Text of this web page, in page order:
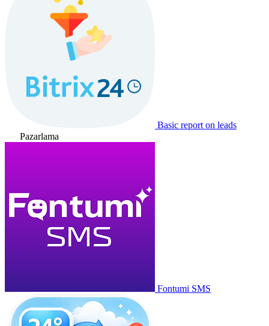
Basic report on leads
Pazarlama
Fontumi SMS